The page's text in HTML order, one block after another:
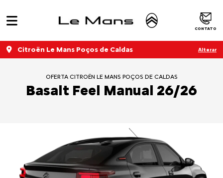
CONTATO
Citroën Le Mans Poços de Caldas Alterar
OFERTA CITROËN LE MANS POÇOS DE CALDAS
Basalt Feel Manual 26/26